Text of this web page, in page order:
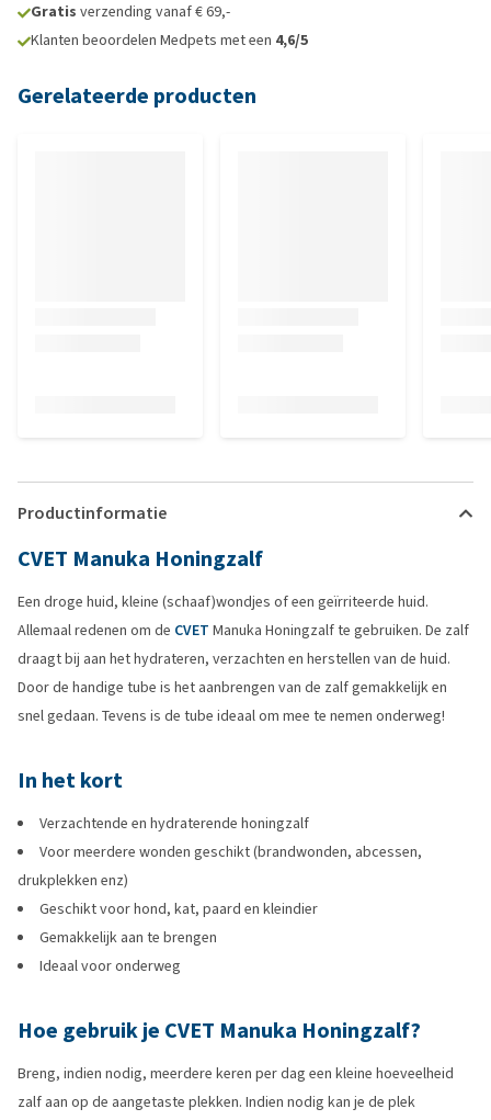
Gratis verzending vanaf € 69,-
Klanten beoordelen Medpets met een 4,6/5
Gerelateerde producten
Productinformatie
CVET Manuka Honingzalf
Een droge huid, kleine (schaaf)wondjes of een geïrriteerde huid.
Allemaal redenen om de CVET Manuka Honingzalf te gebruiken. De zalf
draagt bij aan het hydrateren, verzachten en herstellen van de huid.
Door de handige tube is het aanbrengen van de zalf gemakkelijk en
snel gedaan. Tevens is de tube ideaal om mee te nemen onderweg!
In het kort
Verzachtende en hydraterende honingzalf
Voor meerdere wonden geschikt (brandwonden, abcessen,
drukplekken enz)
Geschikt voor hond, kat, paard en kleindier
Gemakkelijk aan te brengen
Ideaal voor onderweg
Hoe gebruik je CVET Manuka Honingzalf?
Breng, indien nodig, meerdere keren per dag een kleine hoeveelheid
zalf aan op de aangetaste plekken. Indien nodig kan je de plek